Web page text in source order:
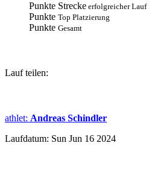
Punkte Strecke erfolgreicher Lauf
Punkte Top Platzierung
Punkte Gesamt
Lauf teilen:
athlet: Andreas Schindler
Laufdatum: Sun Jun 16 2024